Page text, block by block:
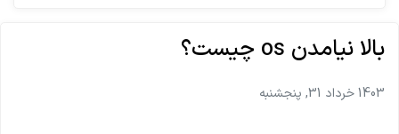
بالا نیامدن os چیست؟
1403 خرداد 31, پنجشنبه